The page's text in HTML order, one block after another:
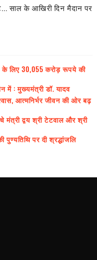
साल के आखिरी दिन मैदान पर
लिए 30,055 करोड़ रूपये की
में : मुख्यमंत्री डॉ. यादव
आत्मनिर्भर जीवन की ओर बढ़
द्वय श्री टेटवाल और श्री
पुण्यतिथि पर दी श्रद्धांजलि